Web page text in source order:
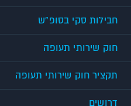
חבילות סקי בסופ"ש
חוק שירותי תעופה
תקציר חוק שירותי תעופה
דרושים